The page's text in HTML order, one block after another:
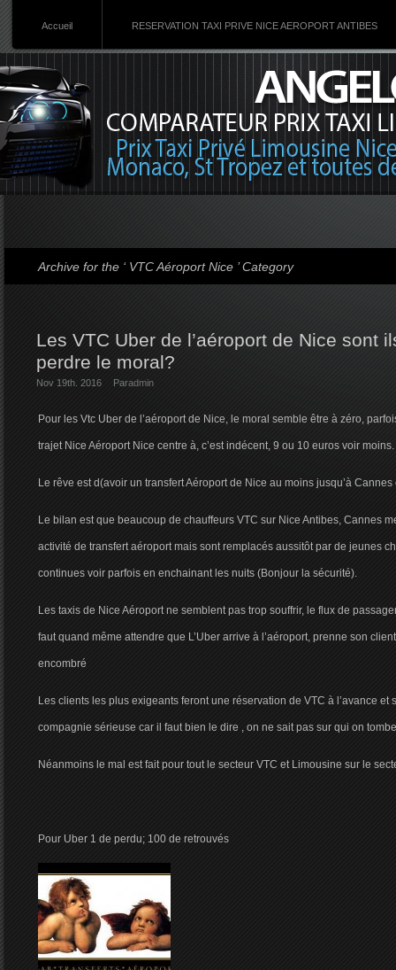
Accueil RESERVATION TAXI PRIVE NICE AEROPORT ANTIBES
Archive for the ‘ VTC Aéroport Nice ’ Category
Les VTC Uber de l’aéroport de Nice sont
perdre le moral?
Nov 19th. 2016 Paradmin
Pour les Vtc Uber de l’aéroport de Nice, le moral semble être à zéro,
trajet Nice Aéroport Nice centre à, c’est indécent, 9 ou 10 euros voir moins.
Le rêve est d(avoir un transfert Aéroport de Nice au moins jusqu’à
Le bilan est que beaucoup de chauffeurs VTC sur Nice Antibes, Cannes
activité de transfert aéroport mais sont remplacés aussitôt par de jeunes
continues voir parfois en enchainant les nuits (Bonjour la sécurité).
Les taxis de Nice Aéroport ne semblent pas trop souffrir, le flux de
faut quand même attendre que L’Uber arrive à l’aéroport, prenne son
encombré
Les clients les plus exigeants feront une réservation de VTC à l’avance et
compagnie sérieuse car il faut bien le dire , on ne sait pas sur qui on
Néanmoins le mal est fait pour tout le secteur VTC et Limousine sur le
Pour Uber 1 de perdu; 100 de retrouvés